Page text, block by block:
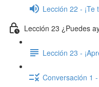
Lección 22 - ¡Te
Lección 23 ¿Puedes
Lección 23 -
Conversación 1